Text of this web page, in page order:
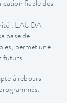
fiable des
: LAUDA
base de
permet une
futurs.
à rebours